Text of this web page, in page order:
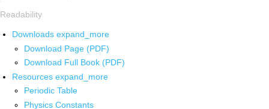
Readability
Downloads expand_more
Download Page (PDF)
Download Full Book (PDF)
Resources expand_more
Periodic Table
Physics Constants